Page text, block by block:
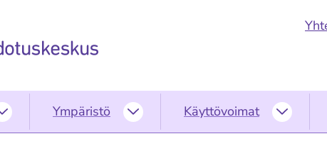
Markkinatilastot
alasivut
Ympäristö
Ympäristö
alasivut
Käyttövoimat
alasivut